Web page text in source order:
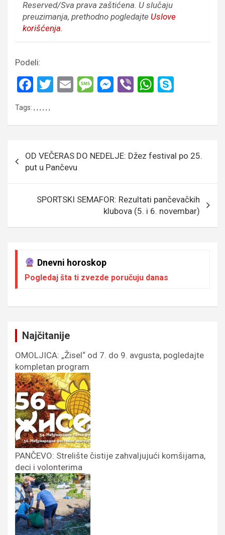
Reserved/Sva prava zaštićena. U slučaju
preuzimanja, prethodno pogledajte Uslove
korišćenja.
Podeli:
F
ce
o
o
k
T
E
M
g
e
M
g
er
Vi W
A
p
p
Tags: , , , , , ,
Кретање
чланка
OD VEČERAS DO NEDELJE: Džez festival po 25.
put u Pančevu
SPORTSKI SEMAFOR: Rezultati pančevačkih
klubova (5. i 6. novembar)
Dnevni horoskop
Pogledaj šta ti zvezde poručuju danas
Najčitanije
OMOLJICA: „Žisel“ od 7. do 9. avgusta, pogledajte
kompletan program
PANČEVO: Strelište čistije zahvaljujući komšijama,
deci i volonterima